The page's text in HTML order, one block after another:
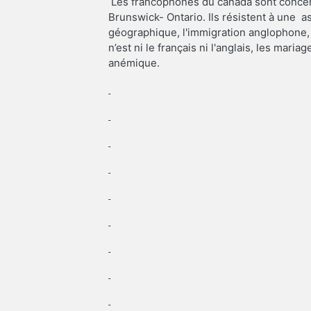
Brunswick- Ontario. Ils résistent à une
géographique, l'immigration
n’est ni le français ni l'anglais, les
anémique.